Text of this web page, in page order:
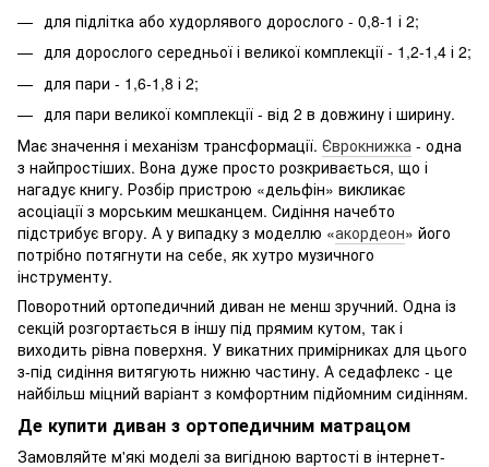
для підлітка або худорлявого дорослого - 0,8-1 і 2;
для дорослого середньої і великої комплекції - 1,2-1,4 і 2;
для пари - 1,6-1,8 і 2;
для пари великої комплекції - від 2 в довжину і ширину.
Має значення і механізм трансформації. Єврокнижка - одна
з найпростіших. Вона дуже просто розкривається, що і
нагадує книгу. Розбір пристрою «дельфін» викликає
асоціації з морським мешканцем. Сидіння начебто
підстрибує вгору. А у випадку з моделлю «акордеон» його
потрібно потягнути на себе, як хутро музичного
інструменту.
Поворотний ортопедичний диван не менш зручний. Одна із
секцій розгортається в іншу під прямим кутом, так і
виходить рівна поверхня. У викатних примірниках для цього
з-під сидіння витягують нижню частину. А седафлекс - це
найбільш міцний варіант з комфортним підйомним сидінням.
Де купити диван з ортопедичним матрацом
Замовляйте м'які моделі за вигідною вартості в інтернет-